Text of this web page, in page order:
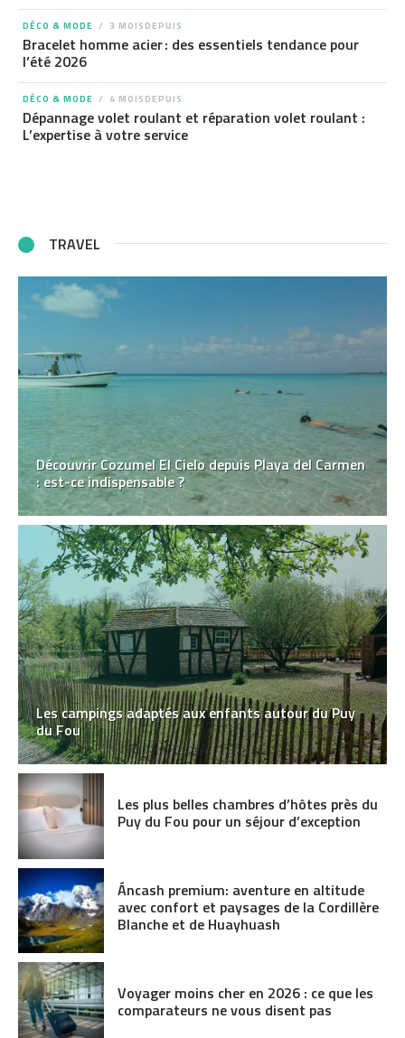
DÉCO & MODE 3 MOISDEPUIS
Bracelet homme acier : des essentiels tendance pour
l’été 2026
DÉCO & MODE 4 MOISDEPUIS
Dépannage volet roulant et réparation volet roulant :
L’expertise à votre service
TRAVEL
Découvrir Cozumel El Cielo depuis Playa del Carmen
: est-ce indispensable ?
Les campings adaptés aux enfants autour du Puy
du Fou
Les plus belles chambres d’hôtes près du
Puy du Fou pour un séjour d’exception
Áncash premium: aventure en altitude
avec confort et paysages de la Cordillère
Blanche et de Huayhuash
Voyager moins cher en 2026 : ce que les
comparateurs ne vous disent pas